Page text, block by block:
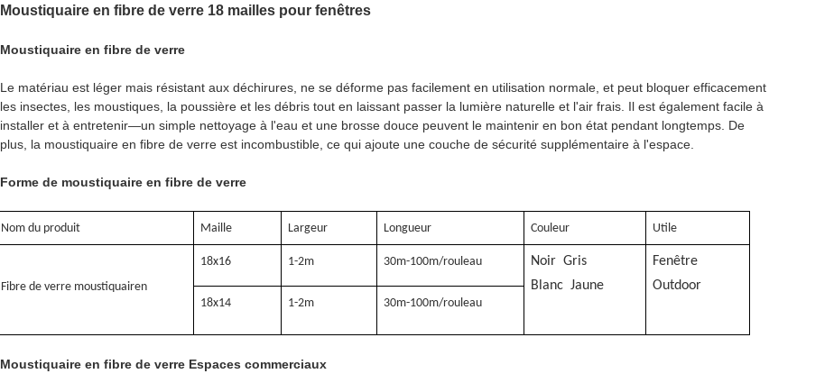
Moustiquaire en fibre de verre 18 mailles pour fenêtres
Moustiquaire en fibre de verre
Le matériau est léger mais résistant aux déchirures, ne se déforme pas facilement en utilisation normale, et peut bloquer efficacement
les insectes, les moustiques, la poussière et les débris tout en laissant passer la lumière naturelle et l'air frais. Il est également facile à
installer et à entretenir—un simple nettoyage à l'eau et une brosse douce peuvent le maintenir en bon état pendant longtemps. De
plus, la moustiquaire en fibre de verre est incombustible, ce qui ajoute une couche de sécurité supplémentaire à l'espace.
Forme de moustiquaire en fibre de verre
Nom du produit Maille Largeur Longueur Couleur Utile
Fibre de verre moustiquairen
18x16 1-2m 30m-100m/rouleau Noir Gris
Blanc Jaune
Fenêtre
Outdoor
18x14 1-2m 30m-100m/rouleau
Moustiquaire en fibre de verre Espaces commerciaux